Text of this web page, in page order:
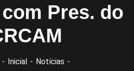
Pres. do
Inicial
Notícias